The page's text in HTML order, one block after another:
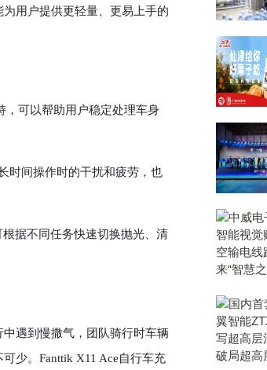
用户提供更轻量、更易上手的
，可以帮助用户稳定处理车身
时间操作时的干扰和疲劳，也
据不同任务快速切换抛光、清
遇到慢撒气，团队骑行时车辆
少。Fanttik X11 Ace自行车充